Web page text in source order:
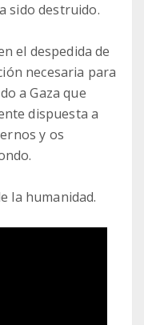
sido destruido.
el despedida de
necesaria para
a Gaza que
dispuesta a
y os
la humanidad.